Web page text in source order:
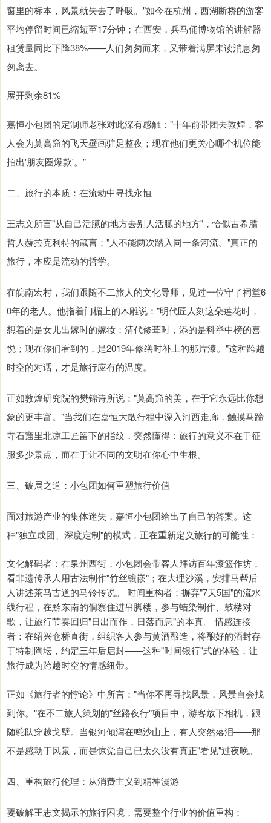
窗里的标本，风景就失去了呼吸。"如今在杭州，西湖断桥的游客
平均停留时间已缩短至17分钟；在西安，兵马俑博物馆的讲解器
租赁量同比下降38%——人们匆匆而来，又带着满屏未读消息匆
匆离去。
展开剩余81%
嘉恒小包团的定制师老张对此深有感触："十年前带团去敦煌，客
人会为莫高窟的飞天壁画驻足整夜；现在他们更关心哪个机位能
拍出'朋友圈爆款'。"
二、旅行的本质：在流动中寻找永恒
王志文所言"从自己活腻的地方去别人活腻的地方"，恰似古希腊
哲人赫拉克利特的箴言："人不能两次踏入同一条河流。"真正的
旅行，本应是流动的哲学。
在皖南宏村，我们跟随不二旅人的文化导师，见过一位守了祠堂6
0年的老人。他指着门楣上的木雕说："明代匠人刻这朵莲花时，
想着的是女儿出嫁时的嫁妆；清代修葺时，添的是科举中榜的喜
悦；现在你们看到的，是2019年修缮时补上的那片漆。"这种跨越
时空的对话，才是旅行应有的温度。
正如敦煌研究院的樊锦诗所说："莫高窟的美，在于它永远比你想
象的更丰富。"当我们在嘉恒大散行程中深入河西走廊，触摸马蹄
寺石窟里北凉工匠留下的指纹，突然懂得：旅行的意义不在于征
服多少景点，而在于让不同的文明在你心中生根。
三、破局之道：小包团如何重塑旅行价值
面对旅游产业的集体迷失，嘉恒小包团给出了自己的答案。这
种"独立成团、深度定制"的模式，正在重新定义旅行的可能性：
文化解码者：在泉州西街，小包团会带客人拜访百年漆篮作坊，
看非遗传承人用古法制作"竹丝镶嵌"；在大理沙溪，安排马帮后
人讲述茶马古道的马铃传说。 时间重构者：摒弃"7天5国"的流水
线行程，在黔东南的侗寨住进吊脚楼，参与蜡染制作、鼓楼对
歌，让旅行节奏回归"日出而作，日落而息"的本真。 情感连接
者：在绍兴仓桥直街，组织客人参与黄酒酿造，将酿好的酒封存
于特制陶坛，约定三年后启封——这种"时间银行"式的体验，让
旅行成为跨越时空的情感纽带。
正如《旅行者的悖论》中所言："当你不再寻找风景，风景自会找
到你。"在不二旅人策划的"丝路夜行"项目中，游客放下相机，跟
随驼队穿越戈壁。当银河倾泻在鸣沙山上，有人突然落泪——那
不是感动于风景，而是惊觉自己已太久没有真正"看见"过夜晚。
四、重构旅行伦理：从消费主义到精神漫游
要破解王志文揭示的旅行困境，需要整个行业的价值重构：